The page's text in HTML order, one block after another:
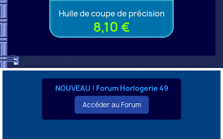
Huile de coupe de précision
8,10 €
NOUVEAU ! Forum Horlogerie 49
Accéder au Forum